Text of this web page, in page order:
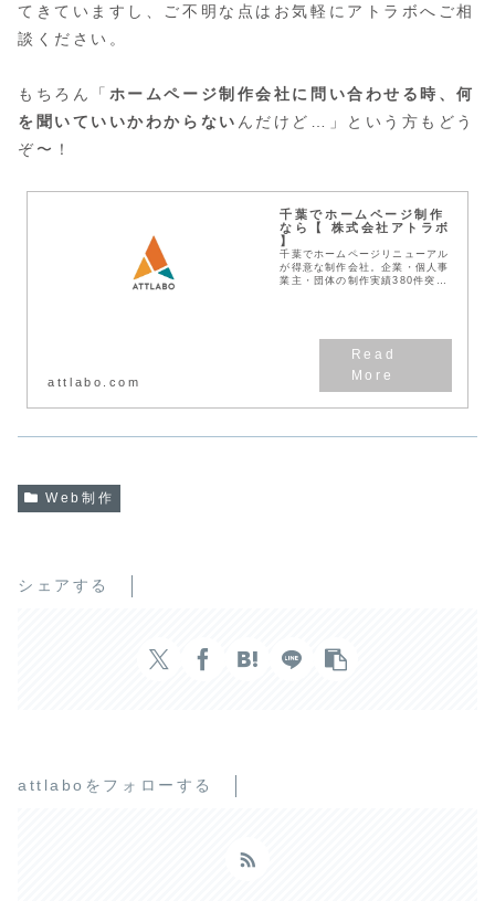
てきていますし、ご不明な点はお気軽にアトラボへご相
談ください。
もちろん「 ホームページ制作会社に問い合わせる時、何
を聞いていいかわからない んだけど…」という方もどう
ぞ〜！
千葉でホームページ制作
なら【 株式会社アトラボ
】
千葉でホームページリニューアル
が得意な制作会社。企業・個人事
業主・団体の制作実績380件突
attlabo.com
Web制作
シェアする
attlaboをフォローする